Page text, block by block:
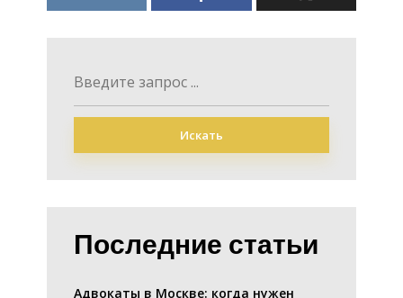
Искать
Последние статьи
Адвокаты в Москве: когда нужен